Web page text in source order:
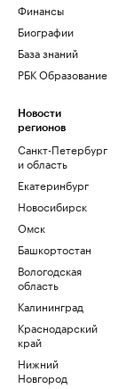
Финансы
Биографии
База знаний
РБК Образование
Новости
регионов
Санкт-Петербург
и область
Екатеринбург
Новосибирск
Омск
Башкортостан
Вологодская
область
Калининград
Краснодарский
край
Нижний
Новгород